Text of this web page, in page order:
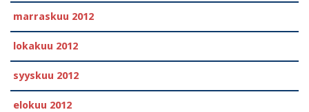
marraskuu 2012
lokakuu 2012
syyskuu 2012
elokuu 2012